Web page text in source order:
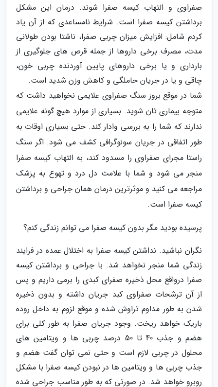
صفراوی و التهاب کیسه صفرا شوند. درمان این مشکل
برداشتن کیسه صفرا است. شرایط نامساعدی که از آن یاد
کردم شامل: افزایش میزان چربی صفرا، ناشتا بودن طولانی
مدت، مصرف برخی داروها از جمله قرص های جلوگیری از
بارداری و یا برخی داروهای پایین آوردنده چربی خون،
چاقی و یا در جریان حاملگی و کاهش وزن شدید است.
شما در موقع بروز سنگ صفراوی علایمی نخواهید داشت که
متوجه بیماری تان شوید. بسیاری از موارد هیچ گونه علایمی
ندارند که شما را به بررسی وادار کند. حتی بسیاری اوقات به
طور اتفاقی در جریان سونوگرافی کشف می شود. اگر سنگ
راستا مجرای صفراوی را مسدود کند، به التهاب کیسه صفرا
منجر می شود و شما با علامت دل درد و تهوع به پزشک
مراجعه می کنید و موثرترین درمان همان جراحی و برداشتن
کیسه صفرا است.
پرسیده بودید مگر بدون کیسه صفرا می توانم زندگی کنم؟
نگران نباشید. نداشتن کیسه صفرا به اختلال عمده در فرایند
زندگی شما منجر نخواهد شد. با جراحی و برداشتن کیسه
صفرا درواقع محل ذخیره صفرای کبدی را برمی داریم و پس
از آن ترشحات صفراوی کبد جریان داشته و بدون ذخیره
شدن به طور مداوم تراوش شده و موقع لزوم به داخل روده
باریک خواهد ریخت. وجود جریان صفرا به طور کلی برای
هضم و جذب 40 تا 50 درصد چربی ها و ویتامین های
محلول در چربی لازم است و حتی نمی توان گفت هضم و
جذب چربی ها و ویتامین ها در نبودن کیسه صفرا با مشکل
روبرو خواهد شد. در صورتی که به طور مناسب جراحی شده